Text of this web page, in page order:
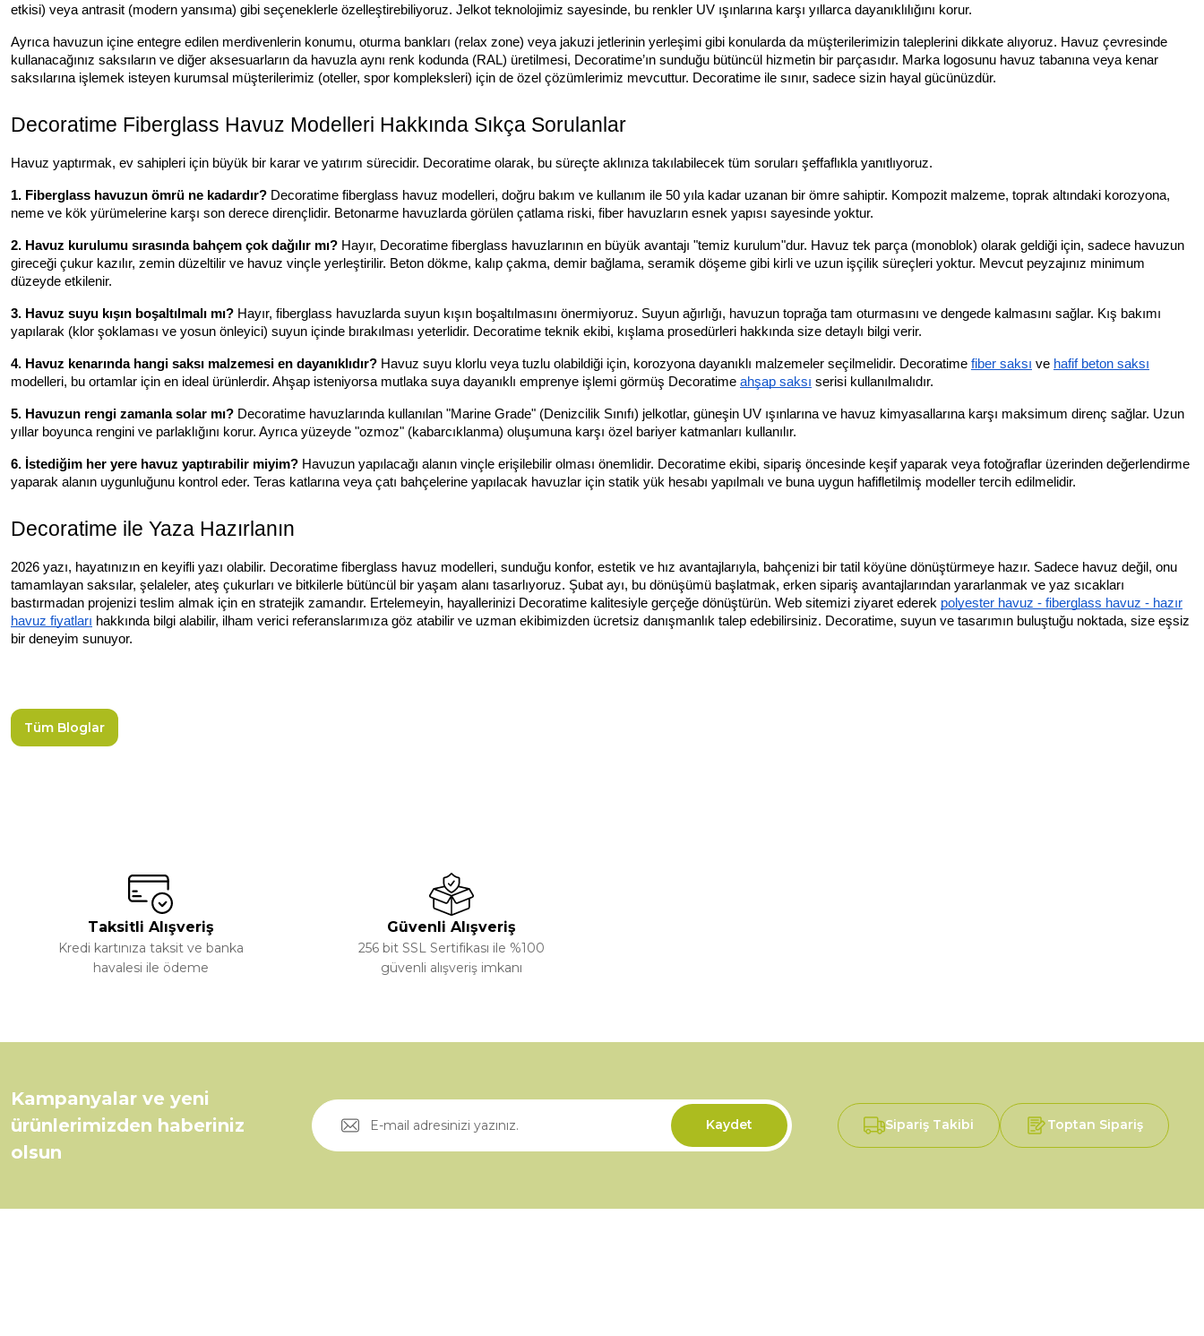
etkisi) veya antrasit (modern yansıma) gibi seçeneklerle özelleştirebiliyoruz. Jelkot teknolojimiz sayesinde, bu renkler UV ışınlarına karşı yıllarca dayanıklılığını korur.
Ayrıca havuzun içine entegre edilen merdivenlerin konumu, oturma bankları (relax zone) veya jakuzi jetlerinin yerleşimi gibi konularda da müşterilerimizin taleplerini dikkate alıyoruz. Havuz çevresinde
kullanacağınız saksıların ve diğer aksesuarların da havuzla aynı renk kodunda (RAL) üretilmesi, Decoratime’ın sunduğu bütüncül hizmetin bir parçasıdır. Marka logosunu havuz tabanına veya kenar
saksılarına işlemek isteyen kurumsal müşterilerimiz (oteller, spor kompleksleri) için de özel çözümlerimiz mevcuttur. Decoratime ile sınır, sadece sizin hayal gücünüzdür.
Decoratime Fiberglass Havuz Modelleri Hakkında Sıkça Sorulanlar
Havuz yaptırmak, ev sahipleri için büyük bir karar ve yatırım sürecidir. Decoratime olarak, bu süreçte aklınıza takılabilecek tüm soruları şeffaflıkla yanıtlıyoruz.
1. Fiberglass havuzun ömrü ne kadardır? Decoratime fiberglass havuz modelleri, doğru bakım ve kullanım ile 50 yıla kadar uzanan bir ömre sahiptir. Kompozit malzeme, toprak altındaki korozyona,
neme ve kök yürümelerine karşı son derece dirençlidir. Betonarme havuzlarda görülen çatlama riski, fiber havuzların esnek yapısı sayesinde yoktur.
2. Havuz kurulumu sırasında bahçem çok dağılır mı? Hayır, Decoratime fiberglass havuzlarının en büyük avantajı "temiz kurulum"dur. Havuz tek parça (monoblok) olarak geldiği için, sadece havuzun
gireceği çukur kazılır, zemin düzeltilir ve havuz vinçle yerleştirilir. Beton dökme, kalıp çakma, demir bağlama, seramik döşeme gibi kirli ve uzun işçilik süreçleri yoktur. Mevcut peyzajınız minimum
düzeyde etkilenir.
3. Havuz suyu kışın boşaltılmalı mı? Hayır, fiberglass havuzlarda suyun kışın boşaltılmasını önermiyoruz. Suyun ağırlığı, havuzun toprağa tam oturmasını ve dengede kalmasını sağlar. Kış bakımı
yapılarak (klor şoklaması ve yosun önleyici) suyun içinde bırakılması yeterlidir. Decoratime teknik ekibi, kışlama prosedürleri hakkında size detaylı bilgi verir.
4. Havuz kenarında hangi saksı malzemesi en dayanıklıdır? Havuz suyu klorlu veya tuzlu olabildiği için, korozyona dayanıklı malzemeler seçilmelidir. Decoratime fiber saksı ve hafif beton saksı
modelleri, bu ortamlar için en ideal ürünlerdir. Ahşap isteniyorsa mutlaka suya dayanıklı emprenye işlemi görmüş Decoratime ahşap saksı serisi kullanılmalıdır.
5. Havuzun rengi zamanla solar mı? Decoratime havuzlarında kullanılan "Marine Grade" (Denizcilik Sınıfı) jelkotlar, güneşin UV ışınlarına ve havuz kimyasallarına karşı maksimum direnç sağlar. Uzun
yıllar boyunca rengini ve parlaklığını korur. Ayrıca yüzeyde "ozmoz" (kabarcıklanma) oluşumuna karşı özel bariyer katmanları kullanılır.
6. İstediğim her yere havuz yaptırabilir miyim? Havuzun yapılacağı alanın vinçle erişilebilir olması önemlidir. Decoratime ekibi, sipariş öncesinde keşif yaparak veya fotoğraflar üzerinden değerlendirme
yaparak alanın uygunluğunu kontrol eder. Teras katlarına veya çatı bahçelerine yapılacak havuzlar için statik yük hesabı yapılmalı ve buna uygun hafifletilmiş modeller tercih edilmelidir.
Decoratime ile Yaza Hazırlanın
2026 yazı, hayatınızın en keyifli yazı olabilir. Decoratime fiberglass havuz modelleri, sunduğu konfor, estetik ve hız avantajlarıyla, bahçenizi bir tatil köyüne dönüştürmeye hazır. Sadece havuz değil, onu
tamamlayan saksılar, şelaleler, ateş çukurları ve bitkilerle bütüncül bir yaşam alanı tasarlıyoruz. Şubat ayı, bu dönüşümü başlatmak, erken sipariş avantajlarından yararlanmak ve yaz sıcakları
bastırmadan projenizi teslim almak için en stratejik zamandır. Ertelemeyin, hayallerinizi Decoratime kalitesiyle gerçeğe dönüştürün. Web sitemizi ziyaret ederek polyester havuz - fiberglass havuz - hazır
havuz fiyatları hakkında bilgi alabilir, ilham verici referanslarımıza göz atabilir ve uzman ekibimizden ücretsiz danışmanlık talep edebilirsiniz. Decoratime, suyun ve tasarımın buluştuğu noktada, size eşsiz
bir deneyim sunuyor.
Tüm Bloglar
Taksitli Alışveriş
Kredi kartınıza taksit ve banka
havalesi ile ödeme
Güvenli Alışveriş
256 bit SSL Sertifikası ile %100
güvenli alışveriş imkanı
Kampanyalar ve yeni
ürünlerimizden haberiniz
olsun
Kaydet Sipariş Takibi Toptan Sipariş